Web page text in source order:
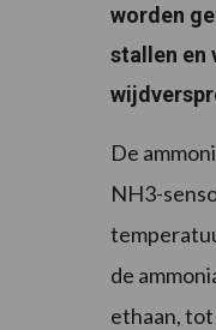
worden
stallen en
De
NH3-
de
ethaan, tot